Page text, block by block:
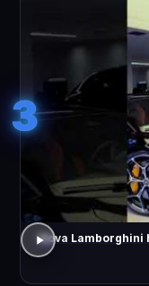
3
Nova Lamborghini